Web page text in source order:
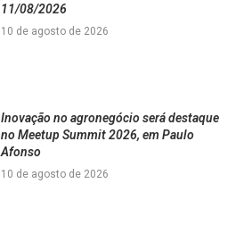
11/08/2026
10 de agosto de 2026
Inovação no agronegócio será destaque
no Meetup Summit 2026, em Paulo
Afonso
10 de agosto de 2026